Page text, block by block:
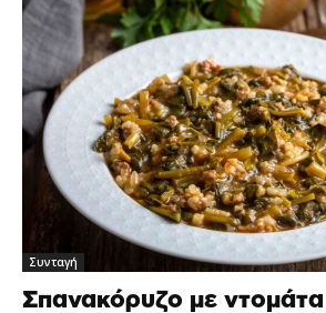
Συνταγή
Σπανακόρυζο με ντομάτα